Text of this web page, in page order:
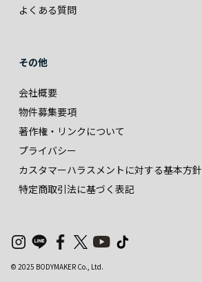
よくある質問
その他
会社概要
物件募集要項
著作権・リンクについて
プライバシー
カスタマーハラスメントに対する基本方針
特定商取引法に基づく表記
© 2025 BODYMAKER Co., Ltd.